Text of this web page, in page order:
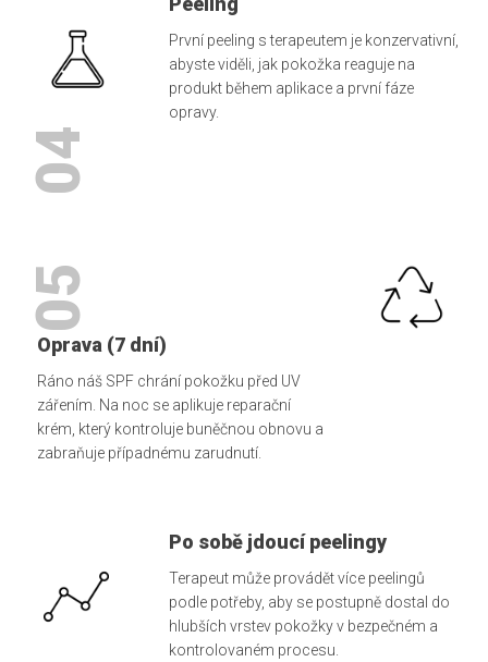
První peeling s terapeutem je konzervativní,
abyste viděli, jak pokožka reaguje na
produkt během aplikace a první fáze
opravy.
04
05
Oprava (7 dní)
Ráno náš SPF chrání pokožku před UV
zářením. Na noc se aplikuje reparační
krém, který kontroluje buněčnou obnovu a
zabraňuje případnému zarudnutí.
Po sobě jdoucí peelingy
Terapeut může provádět více peelingů
podle potřeby, aby se postupně dostal do
hlubších vrstev pokožky v bezpečném a
kontrolovaném procesu.